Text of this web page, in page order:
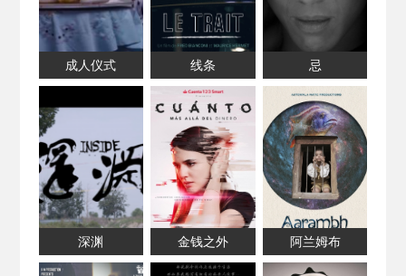
成人仪式 线条 忌
深渊 金钱之外 阿兰姆布